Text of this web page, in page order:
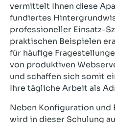
vermittelt Ihnen diese
fundiertes
professioneller Einsatz-
praktischen Beispielen
für häufige
von produktiven
und schaffen sich somit
Ihre tägliche Arbeit als
Neben Konfiguration und
wird in dieser Schulung